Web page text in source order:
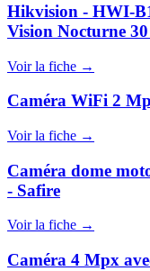
Hikvision - HWI-
Vision Nocturne
Voir la fiche →
Caméra WiFi 2
Voir la fiche →
Caméra dome
- Safire
Voir la fiche →
Caméra 4 Mpx